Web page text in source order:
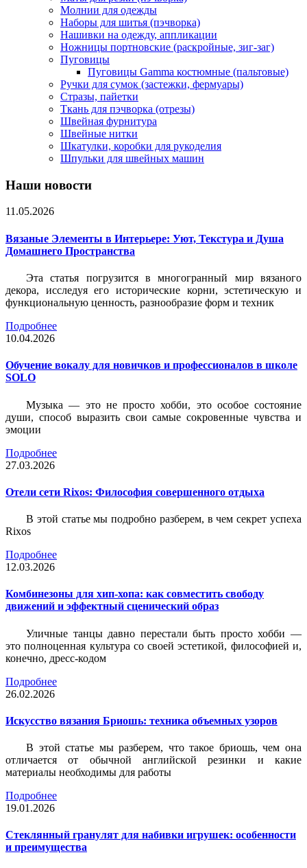
Молнии для одежды
Наборы для шитья (пэчворка)
Нашивки на одежду, аппликации
Ножницы портновские (раскройные, зиг-заг)
Пуговицы
Пуговицы Gamma костюмные (пальтовые)
Ручки для сумок (застежки, фермуары)
Стразы, пайетки
Ткань для пэчворка (отрезы)
Швейная фурнитура
Швейные нитки
Шкатулки, коробки для рукоделия
Шпульки для швейных машин
Наши новости
11.05.2026
Вязаные Элементы в Интерьере: Уют, Текстура и Душа
Домашнего Пространства
Эта статья погрузится в многогранный мир вязаного
декора, исследуя его исторические корни, эстетическую и
функциональную ценность, разнообразие форм и техник
Подробнее
10.04.2026
Обучение вокалу для новичков и профессионалов в школе
SOLO
Музыка — это не просто хобби, это особое состояние
души, способ выразить свои самые сокровенные чувства и
эмоции
Подробнее
27.03.2026
Отели сети Rixos: Философия совершенного отдыха
В этой статье мы подробно разберем, в чем секрет успеха
Rixos
Подробнее
12.03.2026
Комбинезоны для хип-хопа: как совместить свободу
движений и эффектный сценический образ
Уличные танцы давно перестали быть просто хобби —
это полноценная культура со своей эстетикой, философией и,
конечно, дресс-кодом
Подробнее
26.02.2026
Искусство вязания Бриошь: техника объемных узоров
В этой статье мы разберем, что такое бриошь, чем она
отличается от обычной английской резинки и какие
материалы необходимы для работы
Подробнее
19.01.2026
Стеклянный гранулят для набивки игрушек: особенности
и преимущества